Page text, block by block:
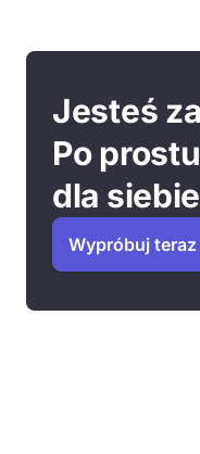
Jesteś
Po
dla
Wypróbuj teraz